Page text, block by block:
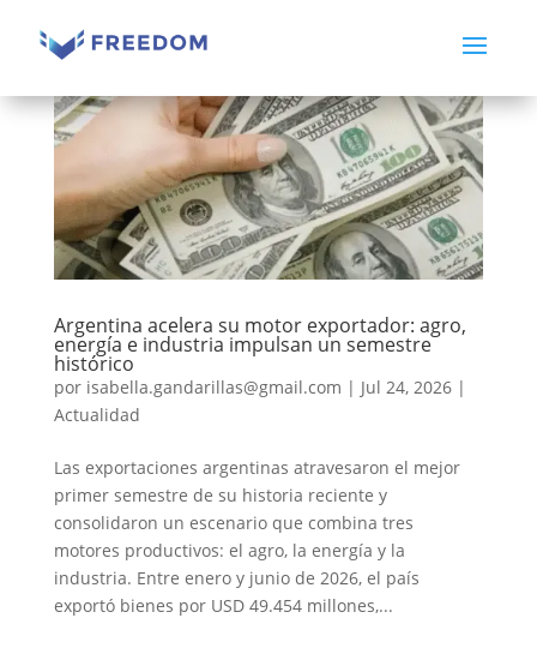
Argentina acelera su motor exportador: agro,
energía e industria impulsan un semestre
histórico
por isabella.gandarillas@gmail.com | Jul 24, 2026|
Actualidad
Las exportaciones argentinas atravesaron el mejor
primer semestre de su historia reciente y
consolidaron un escenario que combina tres
motores productivos: el agro, la energía y la
industria. Entre enero y junio de 2026, el país
exportó bienes por USD 49.454 millones,...